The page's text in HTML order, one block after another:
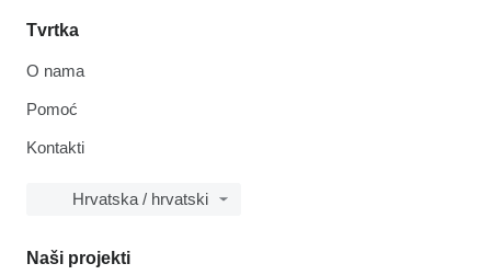
Tvrtka
O nama
Pomoć
Kontakti
Hrvatska / hrvatski
Naši projekti